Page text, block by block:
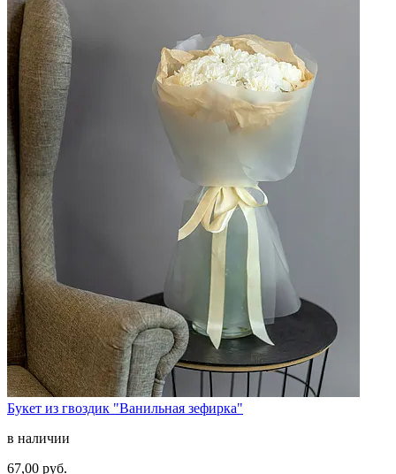
Букет из гвоздик "Ванильная зефирка"
в наличии
67,00 руб.